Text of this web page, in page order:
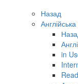
Назад
in